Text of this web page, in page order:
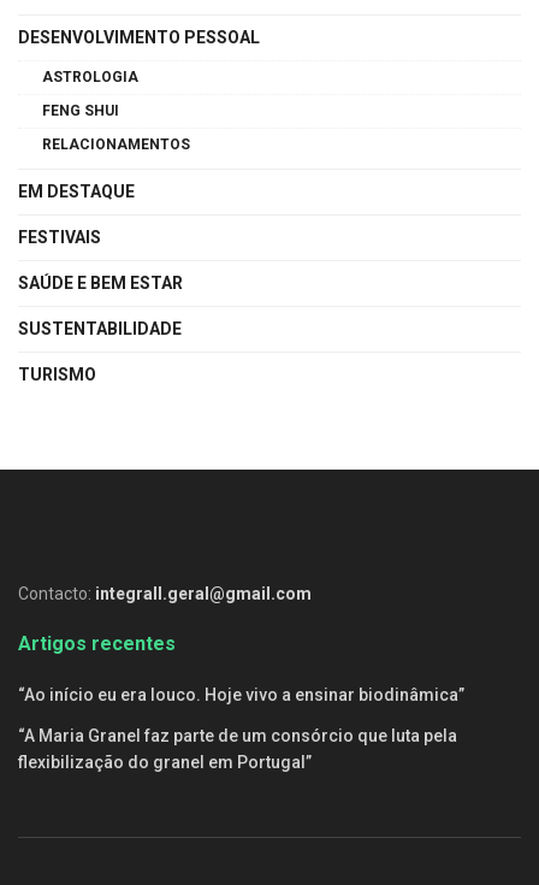
DESENVOLVIMENTO PESSOAL
ASTROLOGIA
FENG SHUI
RELACIONAMENTOS
EM DESTAQUE
FESTIVAIS
SAÚDE E BEM ESTAR
SUSTENTABILIDADE
TURISMO
Contacto: integrall.geral@gmail.com
Artigos recentes
“Ao início eu era louco. Hoje vivo a ensinar biodinâmica”
“A Maria Granel faz parte de um consórcio que luta pela
flexibilização do granel em Portugal”